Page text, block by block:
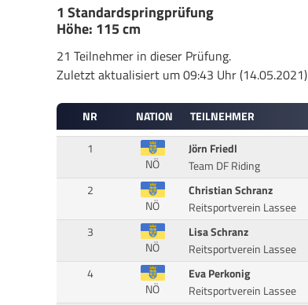
1 Standardspringprüfung
Höhe: 115 cm
21 Teilnehmer in dieser Prüfung.
Zuletzt aktualisiert um 09:43 Uhr (14.05.2021)
NR NATION TEILNEHMER
1
NÖ
Jörn Friedl
Team DF Riding
2
NÖ
Christian Schranz
Reitsportverein Lassee
3
NÖ
Lisa Schranz
Reitsportverein Lassee
4
NÖ
Eva Perkonig
Reitsportverein Lassee